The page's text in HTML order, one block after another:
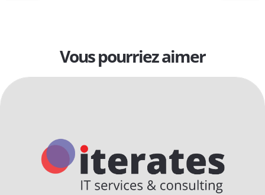
Vous pourriez aimer